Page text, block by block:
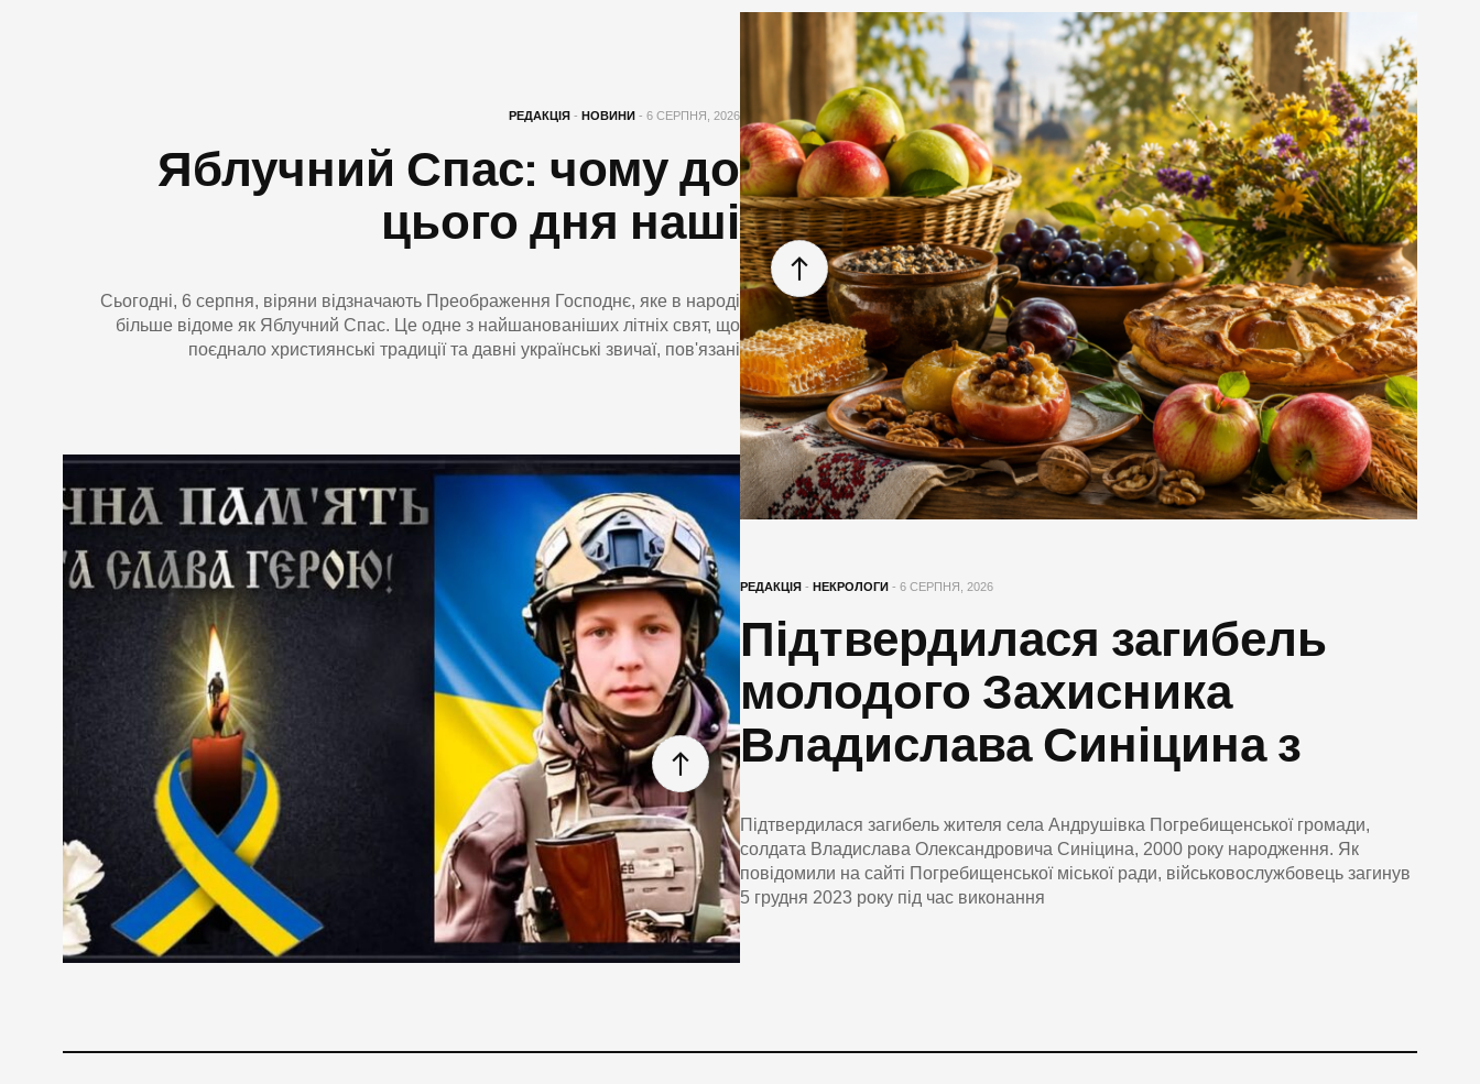
РЕДАКЦІЯ - НОВИНИ - 6 СЕРПНЯ, 2026
Яблучний Спас: чому до
цього дня наші
Сьогодні, 6 серпня, віряни відзначають Преображення Господнє, яке в народі
більше відоме як Яблучний Спас. Це одне з найшанованіших літніх свят, що
поєднало християнські традиції та давні українські звичаї, пов'язані
РЕДАКЦІЯ - НЕКРОЛОГИ - 6 СЕРПНЯ, 2026
Підтвердилася загибель
молодого Захисника
Владислава Синіцина з
Підтвердилася загибель жителя села Андрушівка Погребищенської громади,
солдата Владислава Олександровича Синіцина, 2000 року народження. Як
повідомили на сайті Погребищенської міської ради, військовослужбовець загинув
5 грудня 2023 року під час виконання